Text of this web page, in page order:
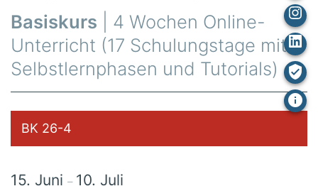
Basiskurs | 4 Wochen Online-
Unterricht (17 Schulungstage mit
Selbstlernphasen und Tutorials)
BK 26-4
15. Juni – 10. Juli
In